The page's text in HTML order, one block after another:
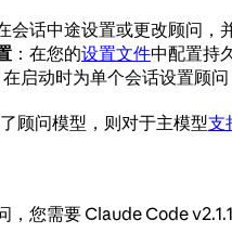
会话中途设置或更改顾问，
：在您的设置文件中配置持
在启动时为单个会话设置顾问
顾问模型，则对于主模型支
，您需要 Claude Code